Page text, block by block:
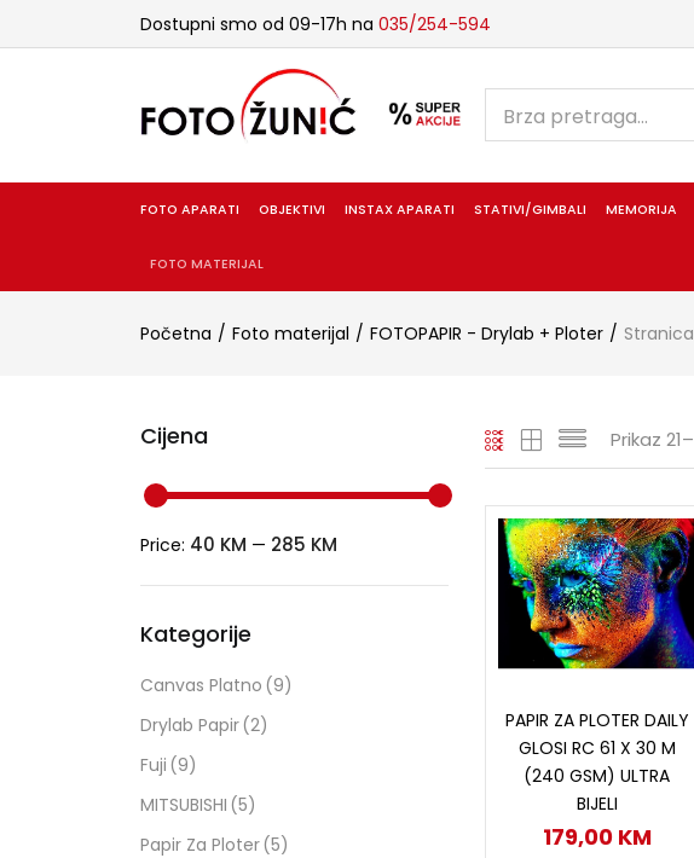
Dostupni smo od 09-17h na 035/254-594
FOTO APARATI OBJEKTIVI INSTAX APARATI STATIVI/GIMBALI MEMORIJA
FOTO MATERIJAL
Početna Foto materijal FOTOPAPIR - Drylab + Ploter
Prikaz
PAPIR ZA PLOTER DAILY
GLOSI RC 61 X 30 M
(240 GSM) ULTRA
BIJELI
179,00 KM
Cijena
Price: 40 KM — 285 KM
Kategorije
Canvas Platno (9)
Drylab Papir(2)
Fuji (9)
MITSUBISHI (5)
Papir Za Ploter(5)